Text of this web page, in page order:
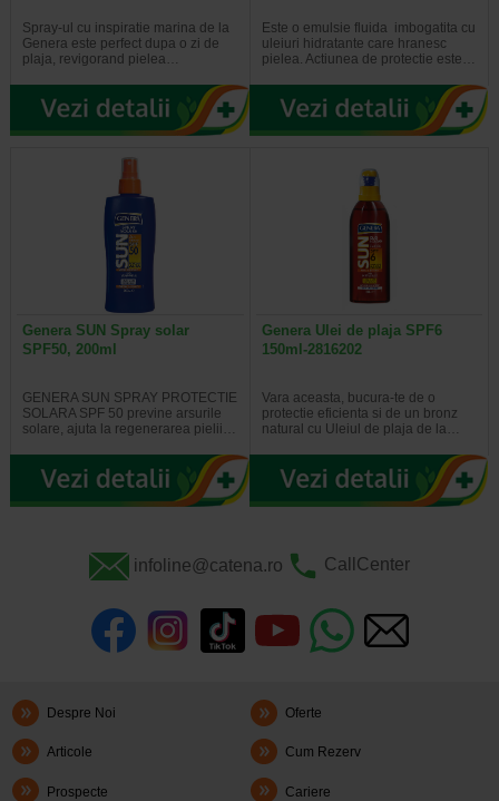
Spray-ul cu inspiratie marina de la
Genera este perfect dupa o zi de
plaja, revigorand pielea…
Este o emulsie fluida imbogatita cu
uleiuri hidratante care hranesc
pielea. Actiunea de protectie este…
Genera SUN Spray solar
SPF50, 200ml
GENERA SUN SPRAY PROTECTIE
SOLARA SPF 50 previne arsurile
solare, ajuta la regenerarea pielii…
Genera Ulei de plaja SPF6
150ml-2816202
Vara aceasta, bucura-te de o
protectie eficienta si de un bronz
natural cu Uleiul de plaja de la…
infoline@catena.ro CallCenter
Despre Noi Oferte
Articole Cum Rezerv
Prospecte Cariere